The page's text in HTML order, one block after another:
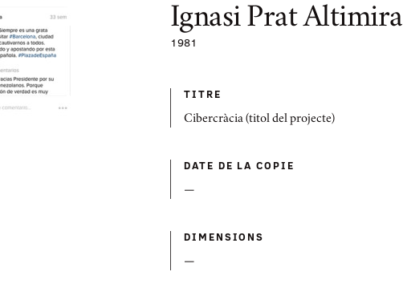
Ignasi Prat Altimira
1981
TITRE
Cibercràcia (titol del projecte)
DATE DE LA COPIE
—
DIMENSIONS
—